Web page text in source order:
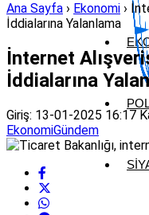
Ana Sayfa › Ekonomi ›
İddialarına Yalanlama
İnternet
İddialarına
Giriş: 13-01-2025 16:17
EkonomiGündem